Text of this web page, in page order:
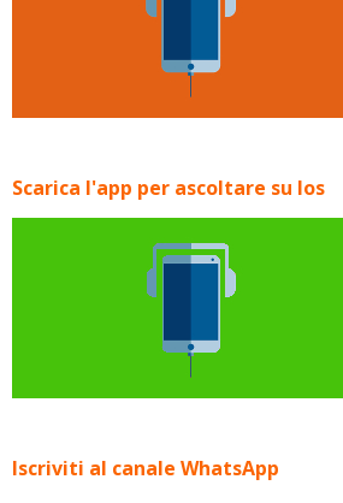
Scarica l'app per ascoltare su Ios
Iscriviti al canale WhatsApp